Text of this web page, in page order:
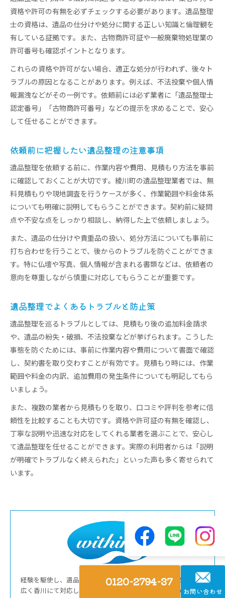
資格や許可の有無を必ずチェックする必要があります。遺品整理
士の資格は、遺品の仕分けや処分に関する正しい知識と倫理観を
有している証拠です。また、古物商許可証や一般廃棄物処理業の
許可番号も確認ポイントとなります。
これらの資格や許可がない場合、適正な処分が行われず、後々ト
ラブルの原因となることがあります。例えば、不法投棄や個人情
報漏洩などがその一例です。依頼前には必ず業者に「遺品整理士
認定番号」「古物商許可番号」などの提示を求めることで、安心
して任せることができます。
依頼前に把握したい遺品整理の注意事項
遺品整理を依頼する前に、作業内容や費用、見積もり方法を事前
に確認しておくことが大切です。綾川町の遺品整理業者では、無
料見積もりや現地調査を行うケースが多く、作業範囲や料金体系
についても明確に説明してもらうことができます。契約前に疑問
点や不安な点をしっかり相談し、納得した上で依頼しましょう。
また、遺品の仕分けや貴重品の扱い、処分方法についても事前に
打ち合わせを行うことで、後からのトラブルを防ぐことができま
す。特に仏壇や写真、個人情報が含まれる書類などは、依頼者の
意向を尊重しながら慎重に対応してもらうことが重要です。
遺品整理でよくあるトラブルと防止策
遺品整理を巡るトラブルとしては、見積もり後の追加料金請求
や、遺品の紛失・破損、不法投棄などが挙げられます。こうした
事態を防ぐためには、事前に作業内容や費用について書面で確認
し、契約書を取り交わすことが有効です。見積もり時には、作業
範囲や料金の内訳、追加費用の発生条件についても明記してもら
いましょう。
また、複数の業者から見積もりを取り、口コミや評判を参考に信
頼性を比較することも大切です。資格や許可証の有無を確認し、
丁寧な説明や迅速な対応をしてくれる業者を選ぶことで、安心し
て遺品整理を任せることができます。実際の利用者からは「説明
が明確でトラブルなく終えられた」といった声も多く寄せられて
います。
経験を駆使し、遺品整理や生前整理、そして不用品回収まで幅
広く香川にて対応しております。また、女性スタッフが在籍し
0120-2794-37
お問い合わせ